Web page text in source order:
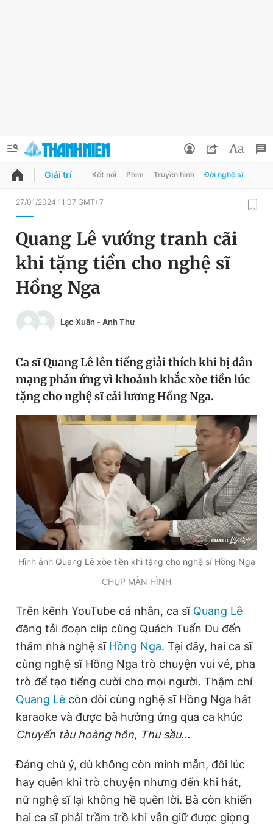
QUẢNG CÁO
Chuyên mục
Chuyên mục khác
Chào ngày mới
Video Magazine
Sản phẩm khác
Tiện ích Bạn cần biết
Thông tin tòa soạn Liên hệ quảng cáo
Đọc Thanh Niên trên điện thoại
Theo dõi báo trên
Hotline
0906 645 777
Liên hệ quảng cáo
0908 780 404
Đặt báo Quảng cáo RSS
Tổng biên tập: Nguyễn Ngọc Toàn
Phó tổng biên tập thường trực: Hải Thành
Phó tổng biên tập: Lâm Hiếu Dũng
Phó tổng biên tập: Trần Việt Hưng
Đổi mật khẩu
Tin đã lưu
Tin đã xem
Đăng xuất
Giải trí Kết nối Phim Truyền hình Đời nghệ sĩ
27/01/2024 11:07 GMT+7
Quang Lê vướng tranh cãi
khi tặng tiền cho nghệ sĩ
Hồng Nga
Lạc Xuân - Anh Thư
Ca sĩ Quang Lê lên tiếng giải thích khi bị dân
mạng phản ứng vì khoảnh khắc xòe tiền lúc
tặng cho nghệ sĩ cải lương Hồng Nga.
Hình ảnh Quang Lê xòe tiền khi tặng cho nghệ sĩ Hồng Nga
CHỤP MÀN HÌNH
Trên kênh YouTube cá nhân, ca sĩ Quang Lê
đăng tải đoạn clip cùng Quách Tuấn Du đến
thăm nhà nghệ sĩ Hồng Nga. Tại đây, hai ca sĩ
cùng nghệ sĩ Hồng Nga trò chuyện vui vẻ, pha
trò để tạo tiếng cười cho mọi người. Thậm chí
Quang Lê còn đòi cùng nghệ sĩ Hồng Nga hát
karaoke và được bà hưởng ứng qua ca khúc
Chuyến tàu hoàng hôn, Thu sầu...
Đáng chú ý, dù không còn minh mẫn, đôi lúc
hay quên khi trò chuyện nhưng đến khi hát,
nữ nghệ sĩ lại không hề quên lời. Bà còn khiến
hai ca sĩ phải trầm trồ khi vẫn giữ được giọng